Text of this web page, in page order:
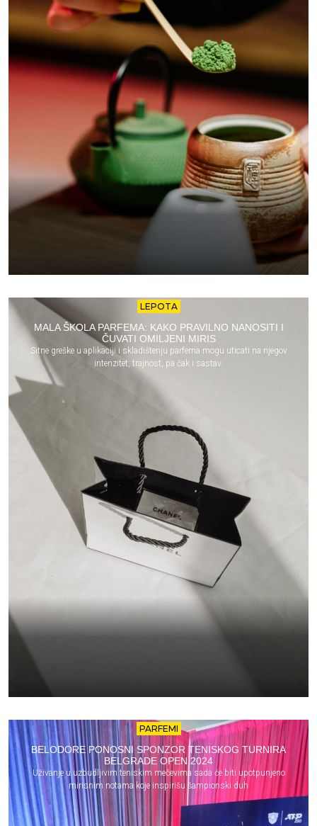
LEPOTA
MALA ŠKOLA PARFEMA: KAKO PRAVILNO NANOSITI I
ČUVATI OMILJENI MIRIS
Sitne greške u aplikaciji i skladištenju parfema mogu uticati na njegov
intenzitet, trajnost, pa čak i sastav.
PARFEMI
BELODORE PONOSNI SPONZOR TENISKOG TURNIRA
BELGRADE OPEN 2024
Uživanje u uzbudljivim teniskim mečevima sada će biti upotpunjeno
mirisnim notama koje inspirišu šampionski duh